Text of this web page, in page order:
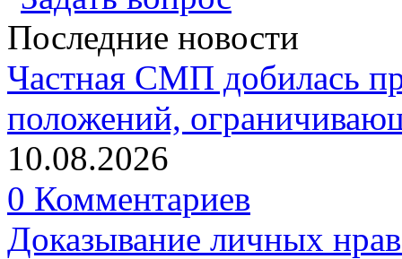
Последние новости
Частная СМП добилась
положений,
10.08.2026
0 Комментариев
Доказывание личных